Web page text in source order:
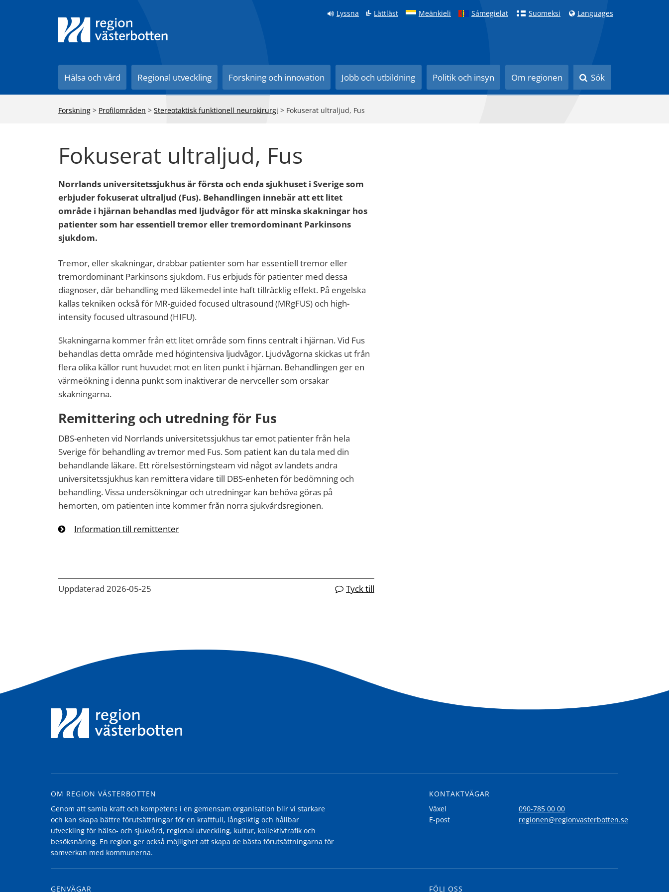
Lyssna Lättläst Meänkieli Sámegielat Suomeksi Languages
Hälsa och vård Regional utveckling Forskning och innovation Jobb och utbildning Politik och insyn Om regionen Sök
Forskning > Profilområden > Stereotaktisk funktionell neurokirurgi > Fokuserat ultraljud, Fus
Fokuserat ultraljud, Fus
Norrlands universitetssjukhus är första och enda sjukhuset i Sverige som
erbjuder fokuserat ultraljud (Fus). Behandlingen innebär att ett litet
område i hjärnan behandlas med ljudvågor för att minska skakningar hos
patienter som har essentiell tremor eller tremordominant Parkinsons
sjukdom.
Tremor, eller skakningar, drabbar patienter som har essentiell tremor eller
tremordominant Parkinsons sjukdom. Fus erbjuds för patienter med dessa
diagnoser, där behandling med läkemedel inte haft tillräcklig effekt. På engelska
kallas tekniken också för MR-guided focused ultrasound (MRgFUS) och high-
intensity focused ultrasound (HIFU).
Skakningarna kommer från ett litet område som finns centralt i hjärnan. Vid Fus
behandlas detta område med högintensiva ljudvågor. Ljudvågorna skickas ut från
flera olika källor runt huvudet mot en liten punkt i hjärnan. Behandlingen ger en
värmeökning i denna punkt som inaktiverar de nervceller som orsakar
skakningarna.
Remittering och utredning för Fus
DBS-enheten vid Norrlands universitetssjukhus tar emot patienter från hela
Sverige för behandling av tremor med Fus. Som patient kan du tala med din
behandlande läkare. Ett rörelsestörningsteam vid något av landets andra
universitetssjukhus kan remittera vidare till DBS-enheten för bedömning och
behandling. Vissa undersökningar och utredningar kan behöva göras på
hemorten, om patienten inte kommer från norra sjukvårdsregionen.
Information till remittenter
Uppdaterad 2026-05-25 Tyck till
OM REGION VÄSTERBOTTEN
Genom att samla kraft och kompetens i en gemensam organisation blir vi starkare
och kan skapa bättre förutsättningar för en kraftfull, långsiktig och hållbar
utveckling för hälso- och sjukvård, regional utveckling, kultur, kollektivtrafik och
besöksnäring. En region ger också möjlighet att skapa de bästa förutsättningarna för
samverkan med kommunerna.
KONTAKTVÄGAR
Växel
090-785 00 00
E-post
regionen@regionvasterbotten.se
GENVÄGAR FÖLJ OSS